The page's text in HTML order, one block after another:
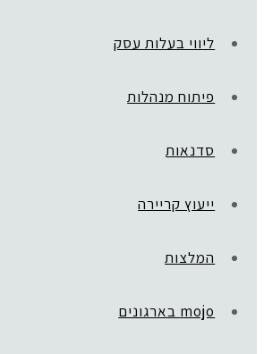
ליווי בעלות עסק
פיתוח מנהלות
סדנאות
ייעוץ קריירה
המלצות
mojo בארגונים